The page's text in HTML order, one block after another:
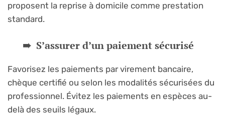
proposent la reprise à domicile comme prestation
standard.
S’assurer d’un paiement sécurisé
Favorisez les paiements par virement bancaire,
chèque certifié ou selon les modalités sécurisées du
professionnel. Évitez les paiements en espèces au-
delà des seuils légaux.